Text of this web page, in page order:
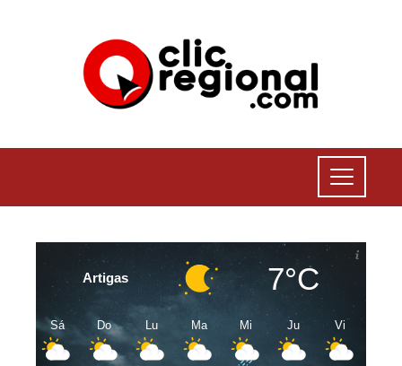
Artigas 7°C
Sá Do Lu Ma Mi Ju Vi